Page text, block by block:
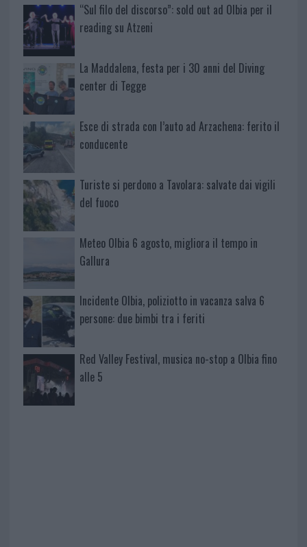
“Sul filo del discorso”: sold out ad Olbia per il
reading su Atzeni
La Maddalena, festa per i 30 anni del Diving
center di Tegge
Esce di strada con l’auto ad Arzachena: ferito il
conducente
Turiste si perdono a Tavolara: salvate dai vigili
del fuoco
Meteo Olbia 6 agosto, migliora il tempo in
Gallura
Incidente Olbia, poliziotto in vacanza salva 6
persone: due bimbi tra i feriti
Red Valley Festival, musica no-stop a Olbia fino
alle 5